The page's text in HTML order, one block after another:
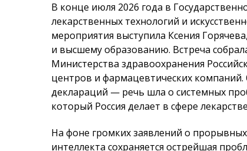
В конце июля 2026 года в
лекарственных технологий и
мероприятия выступила Ксения
и высшему образованию. Встреча
Министерства здравоохранения
центров и фармацевтических
деклараций — речь шла о системных
который Россия делает в сфере
На фоне громких заявлений о
интеллекта сохраняется острейшая